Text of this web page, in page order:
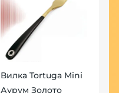
Вилка Tortuga Mini
Аурум Золото